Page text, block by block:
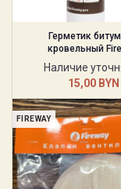
Герметик
кровельный
15,00 BYN
Наличие
FIREWAY